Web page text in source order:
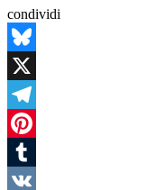
condividi
Bluesky
X
Telegram
Pinterest
Tumblr